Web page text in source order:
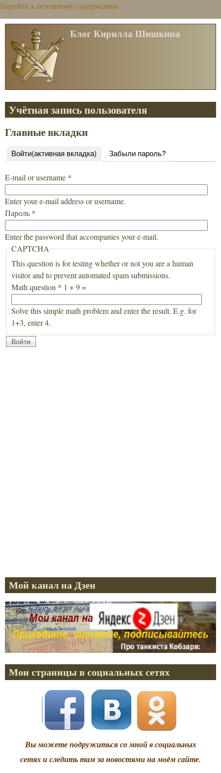
Перейти к основному содержанию
Блог Кирилла Шишкина
Учётная запись пользователя
Главные вкладки
Войти(активная вкладка) Забыли пароль?
E-mail or username *
Enter your e-mail address or username.
Пароль *
Enter the password that accompanies your e-mail.
CAPTCHA
This question is for testing whether or not you are a human
visitor and to prevent automated spam submissions.
Math question * 1 + 9 =
Solve this simple math problem and enter the result. E.g. for
1+3, enter 4.
Мой канал на Дзен
Мои страницы в социальных сетях
Вы можете подружиться со мной в социальных
сетях и следить там за новостями на моём сайте.